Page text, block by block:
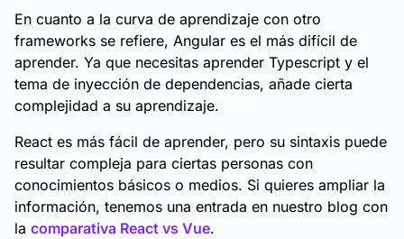
En cuanto a la curva de aprendizaje con otro
frameworks se refiere, Angular es el más difícil de
aprender. Ya que necesitas aprender Typescript y el
tema de inyección de dependencias, añade cierta
complejidad a su aprendizaje.
React es más fácil de aprender, pero su sintaxis puede
resultar compleja para ciertas personas con
conocimientos básicos o medios. Si quieres ampliar la
información, tenemos una entrada en nuestro blog con
la comparativa React vs Vue.